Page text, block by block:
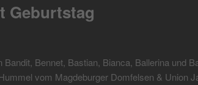
Geburtstag
Bandit, Bennet, Bastian, Bianca, Ballerina und
vom Magdeburger Domfelsen & Union